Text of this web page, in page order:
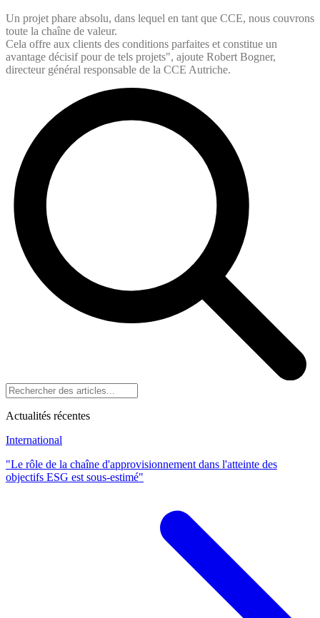
Un projet phare absolu, dans lequel en tant que CCE, nous couvrons
toute la chaîne de valeur.
Cela offre aux clients des conditions parfaites et constitue un
avantage décisif pour de tels projets", ajoute Robert Bogner,
directeur général responsable de la CCE Autriche.
Actualités récentes
International
"Le rôle de la chaîne d'approvisionnement dans l'atteinte des
objectifs ESG est sous-estimé"